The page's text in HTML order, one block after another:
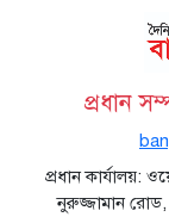
প্রধান
প্রধান কার্যালয়:
নুরুজ্জামান